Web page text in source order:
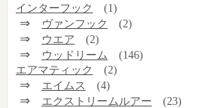
インターフック
(1)
⇒ ヴァンフック (2)
⇒ ウエア (2)
⇒ ウッドリーム
(146)
エアマティック
(2)
⇒ エイムス (4)
⇒ エクストリームルアー (23)